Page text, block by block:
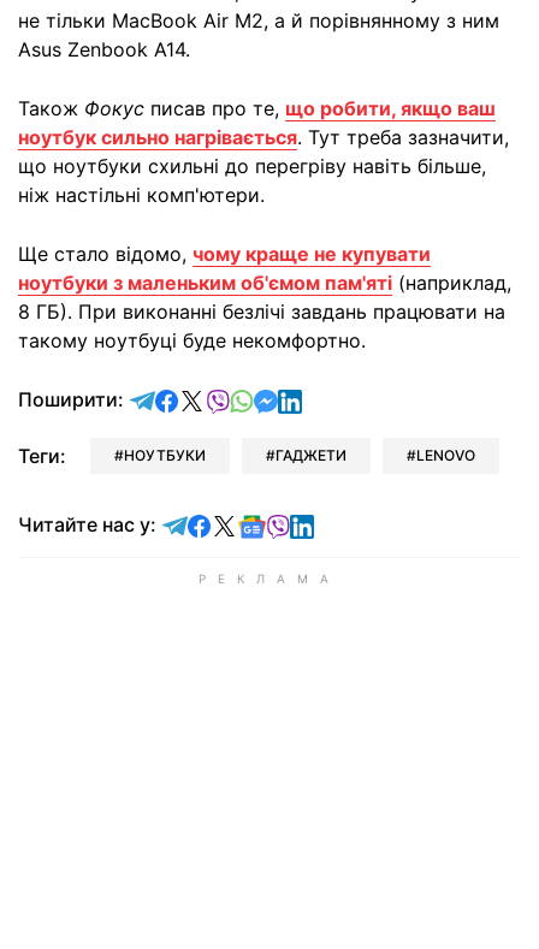
не тільки MacBook Air M2, а й порівнянному з ним
Asus Zenbook A14.
Також Фокус писав про те, що робити, якщо ваш
ноутбук сильно нагрівається. Тут треба зазначити,
що ноутбуки схильні до перегріву навіть більше,
ніж настільні комп'ютери.
Ще стало відомо, чому краще не купувати
ноутбуки з маленьким об'ємом пам'яті (наприклад,
8 ГБ). При виконанні безлічі завдань працювати на
такому ноутбуці буде некомфортно.
Поширити: відправити у Telegram
поділитись у Facebook
поділитись у X
відправити у Viber
відправити у Whatsapp
відправити у Messenger
відправити у LinkedIn
Теги: НОУТБУКИ ГАДЖЕТИ LENOVO
Читайте нас у: Читайте у Telegram
Читайте у Facebook
Читайте у X
Читайте у Google news
Читайте у Viber
Читайте у LinkedIn